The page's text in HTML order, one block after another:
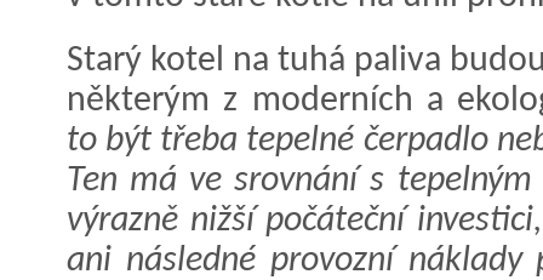
Starý kotel na tuhá paliva
některým z moderních a
to být třeba tepelné čerpadlo
Ten má ve srovnání s
výrazně nižší počáteční
ani následné provozní náklady